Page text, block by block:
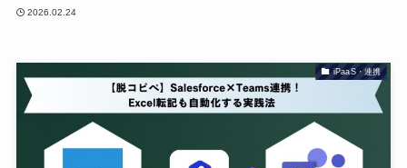
2026.02.24
iPaaS・連携